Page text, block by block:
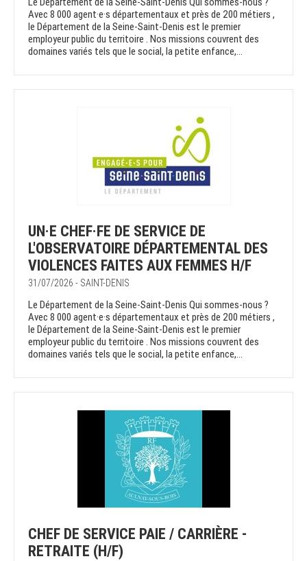
Avec 8 000 agent·e·s départementaux et près de 200 métiers ,
le Département de la Seine-Saint-Denis est le premier
employeur public du territoire . Nos missions couvrent des
domaines variés tels que le social, la petite enfance,...
UN·E CHEF·FE DE SERVICE DE
L'OBSERVATOIRE DÉPARTEMENTAL DES
VIOLENCES FAITES AUX FEMMES H/F
31/07/2026 - SAINT-DENIS
Le Département de la Seine-Saint-Denis Qui sommes-nous ?
Avec 8 000 agent·e·s départementaux et près de 200 métiers ,
le Département de la Seine-Saint-Denis est le premier
employeur public du territoire . Nos missions couvrent des
domaines variés tels que le social, la petite enfance,...
CHEF DE SERVICE PAIE / CARRIÈRE -
RETRAITE (H/F)